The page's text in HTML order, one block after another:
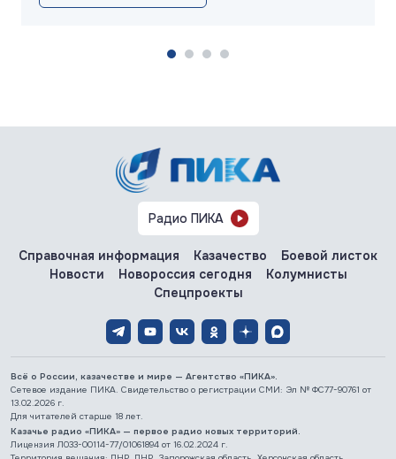
Радио ПИКА
Справочная информация Казачество
Боевой листок
Новости
Новороссия сегодня
Колумнисты
Спецпроекты
Всё о России, казачестве и мире — Агентство «ПИКА».
Сетевое издание ПИКА. Свидетельство о регистрации СМИ: Эл № ФС77-90761 от
13.02.2026 г.
Для читателей старше 18 лет.
Казачье радио «ПИКА» — первое радио новых территорий.
Лицензия Л033-00114-77/01061894 от 16.02.2024 г.